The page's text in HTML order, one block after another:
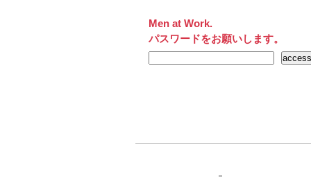
Men at Work.
パスワードをお願いします。